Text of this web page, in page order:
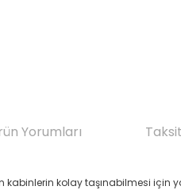
Yorumları
kabinlerin kolay taşınabilmesi için